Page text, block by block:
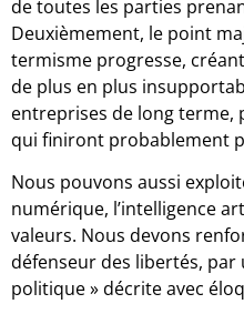
de toutes les parties
Deuxièmement, le point
termisme progresse,
de plus en plus
entreprises de long terme,
qui finiront probablement
Nous pouvons aussi
numérique, l’intelligence
valeurs. Nous devons
défenseur des libertés, par
politique » décrite avec